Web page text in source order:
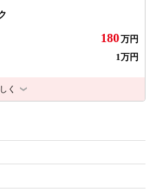
180万円
1万円
く